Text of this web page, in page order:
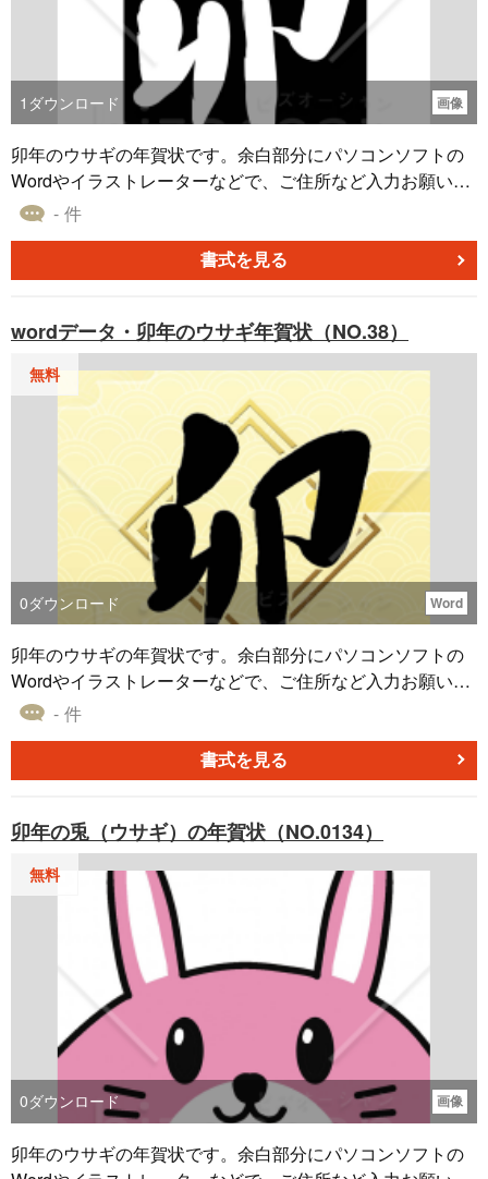
1 ダウンロード 画像
卯年のウサギの年賀状です。余白部分にパソコンソフトの
Wordやイラストレーターなどで、ご住所など入力お願い致
します。
- 件
書式を見る
wordデータ・卯年のウサギ年賀状（NO.38）
無料
0ダウンロード Word
卯年のウサギの年賀状です。余白部分にパソコンソフトの
Wordやイラストレーターなどで、ご住所など入力お願い致
します。
- 件
書式を見る
卯年の兎（ウサギ）の年賀状（NO.0134）
無料
0ダウンロード 画像
卯年のウサギの年賀状です。余白部分にパソコンソフトの